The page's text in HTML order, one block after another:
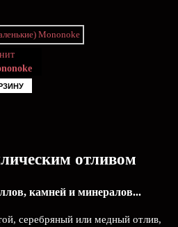
отливом
камней и минералов...
серебряный или медный отлив,